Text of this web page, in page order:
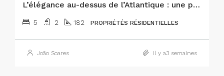
L’élégance au-dessus de l’Atlantique : une prestigieuse propriété de 5 chambres à Horta
5 2 182 PROPRIÉTÉS RÉSIDENTIELLES
João Soares il y a3 semaines